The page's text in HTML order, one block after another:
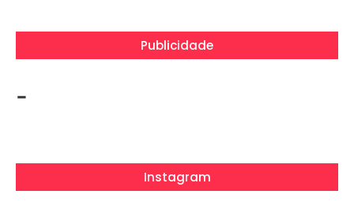
Publicidade
-
Instagram